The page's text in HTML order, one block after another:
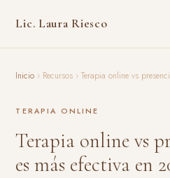
Lic. Laura Riesco
Inicio › Recursos › Terapia online vs
TERAPIA ONLINE
Terapia online vs
es más efectiva en